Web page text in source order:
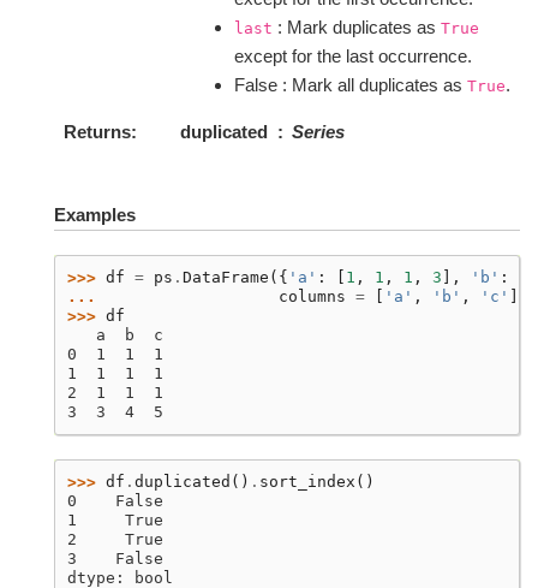
last : Mark duplicates as True
except for the last occurrence.
False : Mark all duplicates as True.
Returns duplicated Series
Examples
>>> df = ps . DataFrame ({ 'a' : 1 , 1 , 1 , 3 ], 'b' :
...
columns = 'a' , 'b' , 'c'
>>> df
   a  b  c
0  1  1  1
1  1  1  1
2  1  1  1
3  3  4  5
>>> df . duplicated () . sort_index ()
0    False
1     True
2     True
3    False
dtype: bool